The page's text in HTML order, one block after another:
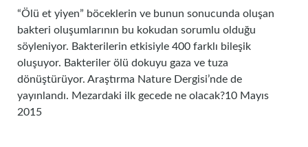
“Ölü et yiyen” böceklerin ve bunun sonucunda oluşan
bakteri oluşumlarının bu kokudan sorumlu olduğu
söyleniyor. Bakterilerin etkisiyle 400 farklı bileşik
oluşuyor. Bakteriler ölü dokuyu gaza ve tuza
dönüştürüyor. Araştırma Nature Dergisi’nde de
yayınlandı. Mezardaki ilk gecede ne olacak?10 Mayıs
2015